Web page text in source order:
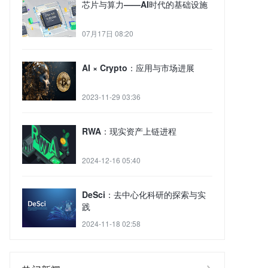
芯片与算力——AI时代的基础设施
07月17日 08:20
AI × Crypto：应用与市场进展
2023-11-29 03:36
RWA：现实资产上链进程
2024-12-16 05:40
DeSci：去中心化科研的探索与实
践
2024-11-18 02:58